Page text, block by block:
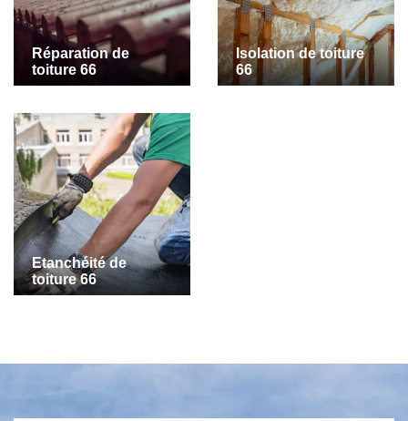
Réparation de
toiture 66
Isolation de toiture
66
Etanchéité de
toiture 66